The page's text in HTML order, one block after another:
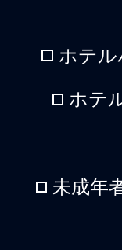
ホテル
ホテ
未成年